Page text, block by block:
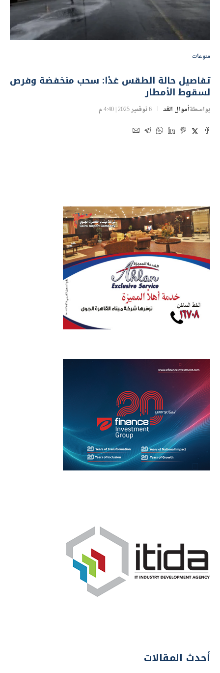
منوعات
تفاصيل حالة الطقس غدًا: سحب منخفضة وفرص
لسقوط الأمطار
بواسطةأموال الغد 6 نوفمبر 2025 | 4:40 م
أحدث المقالات